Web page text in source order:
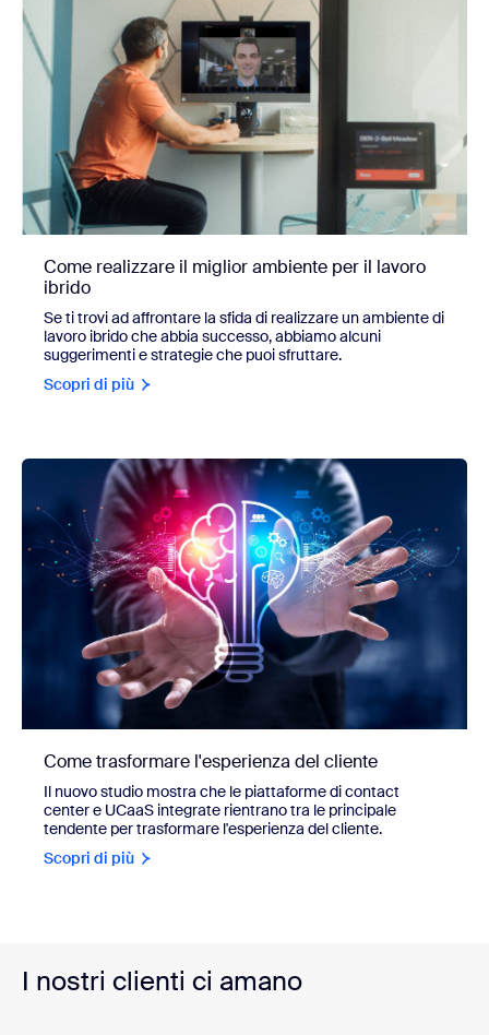
Come realizzare il miglior ambiente per il lavoro
ibrido
Se ti trovi ad affrontare la sfida di realizzare un ambiente di
lavoro ibrido che abbia successo, abbiamo alcuni
suggerimenti e strategie che puoi sfruttare.
Scopri di più
Come trasformare l'esperienza del cliente
Il nuovo studio mostra che le piattaforme di contact
center e UCaaS integrate rientrano tra le principale
tendente per trasformare l'esperienza del cliente.
Scopri di più
I nostri clienti ci amano